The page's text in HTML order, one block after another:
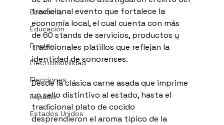
Economía
Educación
Empleo
Electromovilidad
Elecciones
Espacio
Estados Unidos
tradicional evento que fortalece la
economía local, el cual cuenta con más
de 60 stands de servicios, productos y
tradicionales platillos que reflejan la
identidad de sonorenses.
Desde la clásica carne asada que imprime
un sello distintivo al estado, hasta el
tradicional plato de cocido
desprendieron el aroma típico de la